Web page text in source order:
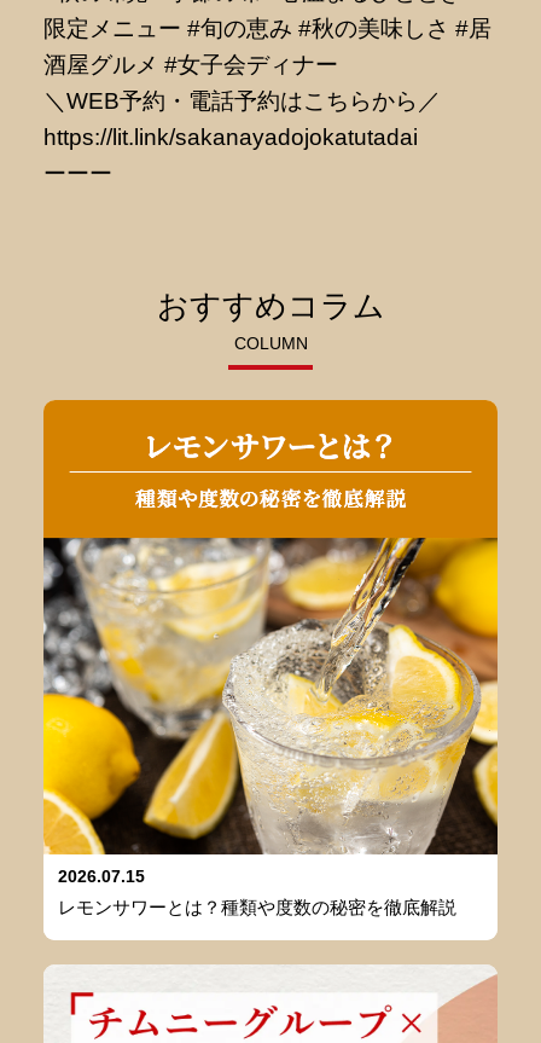
限定メニュー #旬の恵み #秋の美味しさ #居
酒屋グルメ #女子会ディナー
＼WEB予約・電話予約はこちらから／
https://lit.link/sakanayadojokatutadai
ーーー
おすすめコラム
COLUMN
2026.07.15
レモンサワーとは？種類や度数の秘密を徹底解説